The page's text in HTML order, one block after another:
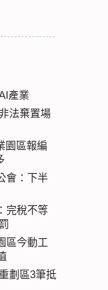
產業
法棄置場
園區報編
會：下半
完稅不等
區今動工
劃區3筆抵